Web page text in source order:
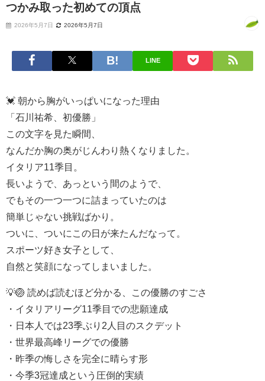
つかみ取った初めての頂点
2026年5月7日 2026年5月7日
LINE
💓 朝から胸がいっぱいになった理由
「石川祐希、初優勝」
この文字を見た瞬間、
なんだか胸の奥がじんわり熱くなりました。
イタリア11季目。
長いようで、あっという間のようで、
でもその一つ一つに詰まっていたのは
簡単じゃない挑戦ばかり。
ついに、ついにこの日が来たんだなって。
スポーツ好き女子として、
自然と笑顔になってしまいました。
💡🏐 読めば読むほど分かる、この優勝のすごさ
・イタリアリーグ11季目での悲願達成
・日本人では23季ぶり2人目のスクデット
・世界最高峰リーグでの優勝
・昨季の悔しさを完全に晴らす形
・今季3冠達成という圧倒的実績